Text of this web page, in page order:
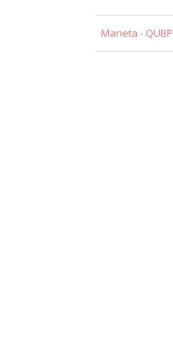
Marieta - QUBP